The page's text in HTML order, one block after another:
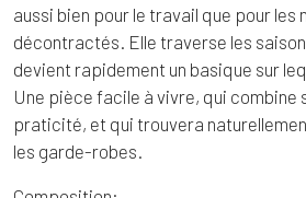
aussi bien pour le travail que pour les
décontractés. Elle traverse les
devient rapidement un basique sur
Une pièce facile à vivre, qui combine
praticité, et qui trouvera
les garde-robes.